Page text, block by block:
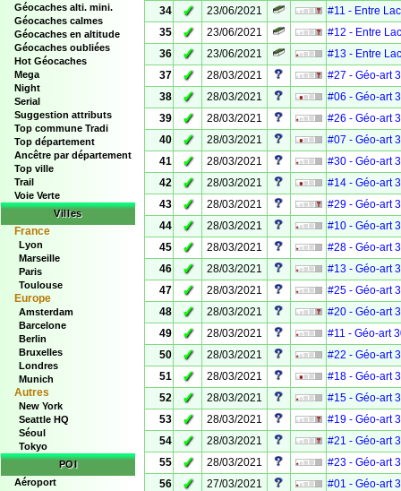
Géocaches alti. mini.
Géocaches calmes
Géocaches en altitude
Géocaches oubliées
Hot Géocaches
Mega
Night
Serial
Suggestion attributs
Top commune Tradi
Top département
Ancêtre par département
Top ville
Trail
Voie Verte
Villes
France
Lyon
Marseille
Paris
Toulouse
Europe
Amsterdam
Barcelone
Berlin
Bruxelles
Londres
Munich
Autres
New York
Seattle HQ
Séoul
Tokyo
POI
Aéroport
34
✓ 23/06/2021
#11 - Entre
35
✓ 23/06/2021
#12 - Entre
36
✓ 23/06/2021
#13 - Entre
37
✓ 28/03/2021
#27 - Géo-art
38
✓ 28/03/2021
#06 - Géo-art
39
✓ 28/03/2021
#26 - Géo-art
40
✓ 28/03/2021
#07 - Géo-art
41
✓ 28/03/2021
#30 - Géo-art
42
✓ 28/03/2021
#14 - Géo-art
43
✓ 28/03/2021
#29 - Géo-art
44
✓ 28/03/2021
#10 - Géo-art
45
✓ 28/03/2021
#28 - Géo-art
46
✓ 28/03/2021
#13 - Géo-art
47
✓ 28/03/2021
#25 - Géo-art
48
✓ 28/03/2021
#20 - Géo-art
49
✓ 28/03/2021
#11 - Géo-art
50
✓ 28/03/2021
#22 - Géo-art
51
✓ 28/03/2021
#18 - Géo-art
52
✓ 28/03/2021
#15 - Géo-art
53
✓ 28/03/2021
#19 - Géo-art
54
✓ 28/03/2021
#21 - Géo-art
55
✓ 28/03/2021
#23 - Géo-art
56
✓ 27/03/2021
#01 - Géo-art